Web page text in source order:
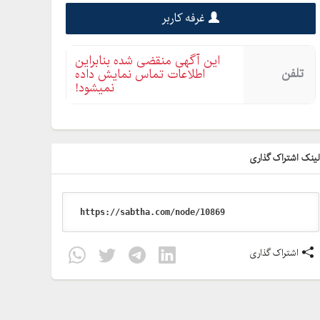
غرفه کاربر
تلفن
این آگهی منقضی شده بنابراین
اطلاعات تماس نمایش داده
نمیشود!
اشتراک گذاری
اشتراک گذاری